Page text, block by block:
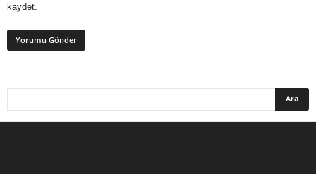
kaydet.